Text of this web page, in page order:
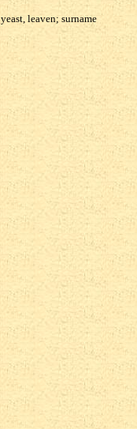
yeast, leaven; surname